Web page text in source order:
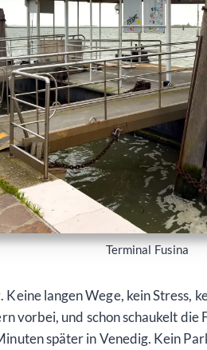
Terminal Fusina
langen Wege, kein Stress,
vorbei, und schon schaukelt
später in Venedig. Kein